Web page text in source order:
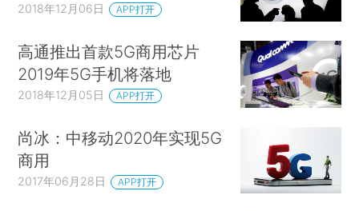
2018年12月06日 APP打开
高通推出首款5G商用芯片
2019年5G手机将落地
2018年12月05日 APP打开
尚冰：中移动2020年实现5G
商用
2017年06月28日 APP打开